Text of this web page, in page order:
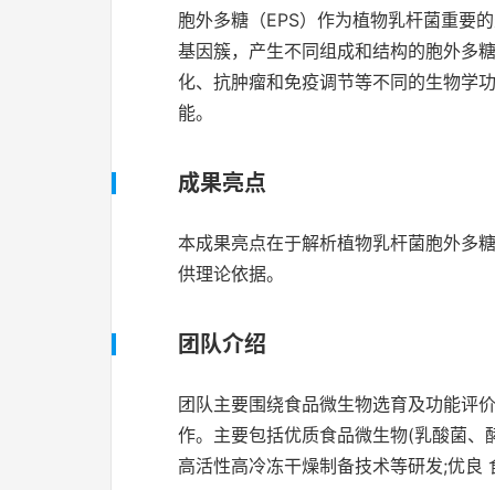
胞外多糖（EPS）作为植物乳杆菌重要
基因簇，产生不同组成和结构的胞外多
化、抗肿瘤和免疫调节等不同的生物学
能。
成果亮点
本成果亮点在于解析植物乳杆菌胞外多
供理论依据。
团队介绍
团队主要围绕食品微生物选育及功能评
作。主要包括优质食品微生物(乳酸菌
高活性高冷冻干燥制备技术等研发;优